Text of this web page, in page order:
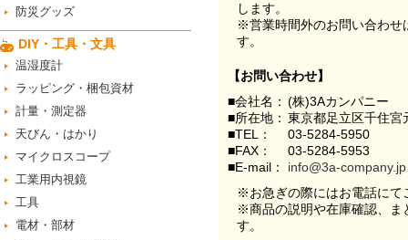
防災グッズ
DIY・工具・文具
温湿度計
ラッピング・梱包資材
計量・測定器
天びん・はかり
マイクロスコープ
工業用内視鏡
工具
電材・部材
します。
※営業時間外のお問い合わせ
す。
【お問い合わせ】
■会社名： (株)3Aカンパニー
■所在地： 東京都足立区千住
■TEL：
03-5284-5950
■FAX：
03-5284-5953
■E-mail：
info@3a-company.jp
※お急ぎの際にはお電話にて
※商品の説明や在庫確認、ま
す。